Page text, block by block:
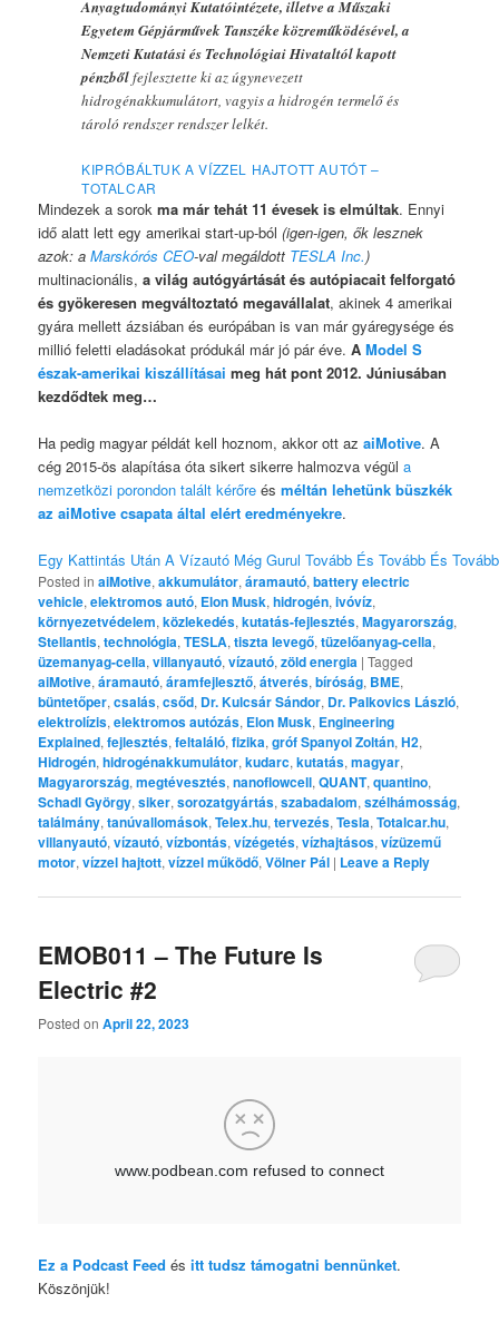
Anyagtudományi Kutatóintézete, illetve a Műszaki
Egyetem Gépjárművek Tanszéke közreműködésével, a
Nemzeti Kutatási és Technológiai Hivataltól kapott
pénzbőlfejlesztette ki az úgynevezett
hidrogénakkumulátort, vagyis a hidrogén termelő és
tároló rendszer rendszer lelkét.
KIPRÓBÁLTUK A VÍZZEL HAJTOTT AUTÓT –
TOTALCAR
Mindezek a sorokma már tehát 11 évesek is elmúltak. Ennyi
idő alatt lett egy amerikai start-up-ból(igen-igen, ők lesznek
azok: aMarskórós CEO-val megáldott TESLA Inc.)
multinacionális,a világ autógyártását és autópiacait felforgató
és gyökeresen megváltoztató megavállalat, akinek 4 amerikai
gyára mellett ázsiában és európában is van már gyáregysége és
millió feletti eladásokat pródukál már jó pár éve.AModel S
észak-amerikai kiszállításai meg hát pont 2012. Júniusában
kezdődtek meg…
Ha pedig magyar példát kell hoznom, akkor ott azaiMotive. A
cég 2015-ös alapítása óta sikert sikerre halmozva végüla
nemzetközi porondon talált kérőre ésméltán lehetünk büszkék
az aiMotive csapata által elért eredményekre.
Egy Kattintás Után A Vízautó Még Gurul Tovább És Tovább És
Posted in aiMotive,akkumulátor,áramautó,battery electric
vehicle,elektromos autó, Elon Musk,hidrogén,ivóvíz,
környezetvédelem,közlekedés,kutatás-fejlesztés,Magyarország,
Stellantis,technológia,TESLA,tiszta levegő,tüzelőanyag-cella,
üzemanyag-cella,villanyautó,vízautó,zöld energia |Tagged
aiMotive,áramautó,áramfejlesztő,átverés,bíróság, BME,
büntetőper,csalás,csőd, Dr. Kulcsár Sándor, Dr. Palkovics László,
elektrolízis,elektromos autózás, Elon Musk, Engineering
Explained,fejlesztés,feltaláló,fizika,gróf Spanyol Zoltán,H2,
Hidrogén,hidrogénakkumulátor,kudarc,kutatás,magyar,
Magyarország,megtévesztés,nanoflowcell,QUANT,quantino,
Schadl György,siker,sorozatgyártás,szabadalom,szélhámosság,
találmány,tanúvallomások,Telex.hu,tervezés,Tesla,Totalcar.hu,
villanyautó,vízautó,vízbontás,vízégetés,vízhajtásos,vízüzemű
motor,vízzel hajtott,vízzel működő,Völner Pál | Leave a Reply
EMOB011 – The Future Is
Electric #2
Posted onApril 22, 2023
Ez a Podcast Feed ésitt tudsz támogatni bennünket.
Köszönjük!